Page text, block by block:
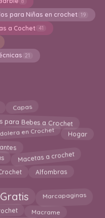
para Niñas en crochet 19
a Cochet 41
21
Capas
para Bebes a Crochet
en Crochet Hogar
Macetas a crochet
Alfombras
Marcapaginas
Macrame